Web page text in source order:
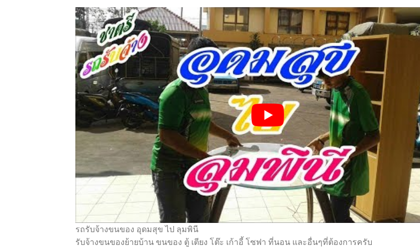
รถรับจ้างขนของ อุดมสุข ไป ลุมพินี
รับจ้างขนของย้ายบ้าน ขนของ ตู้ เตียง โต๊ะ เก้าอี้ โซฟา ที่นอน และอื่นๆที่ต้องการครับ